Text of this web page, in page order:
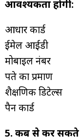
आवश्यकता होगी:
आधार कार्ड
ईमेल आईडी
मोबाइल नंबर
पते का प्रमाण
शैक्षणिक डिटेल्स
पैन कार्ड
5. कब से कर सकते